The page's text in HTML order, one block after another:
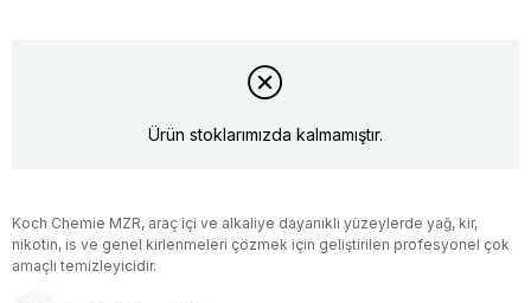
Ürün stoklarımızda kalmamıştır.
Koch Chemie MZR, araç içi ve alkaliye dayanıklı yüzeylerde yağ, kir,
nikotin, is ve genel kirlenmeleri çözmek için geliştirilen profesyonel çok
amaçlı temizleyicidir.